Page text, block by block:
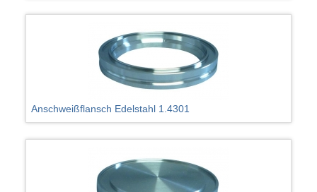
Anschweißflansch Edelstahl 1.4301